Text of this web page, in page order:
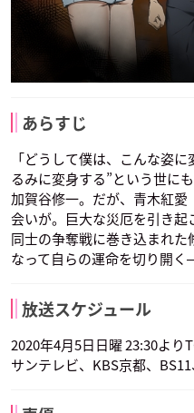
あらすじ
「どうして僕は、こんな姿
るみに変身する”という世に
加賀谷修一。だが、青木紅
会いが。巨大な災厄を引き起
同士の争奪戦に巻き込まれ
なって自らの運命を切り開
放送スケジュール
2020年4月5日日曜 23:30より
サンテレビ、KBS京都、BS11